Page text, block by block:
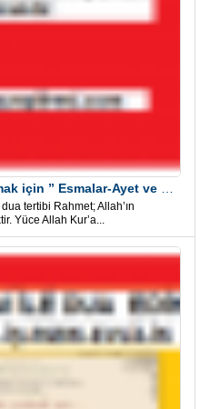
tertibi Rahmet; Allah’ın
Yüce Allah Kur’a...